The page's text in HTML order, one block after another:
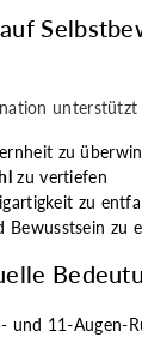
unterstützt
zu
zu vertiefen
zu
Bewusstsein zu
und 11-Augen-